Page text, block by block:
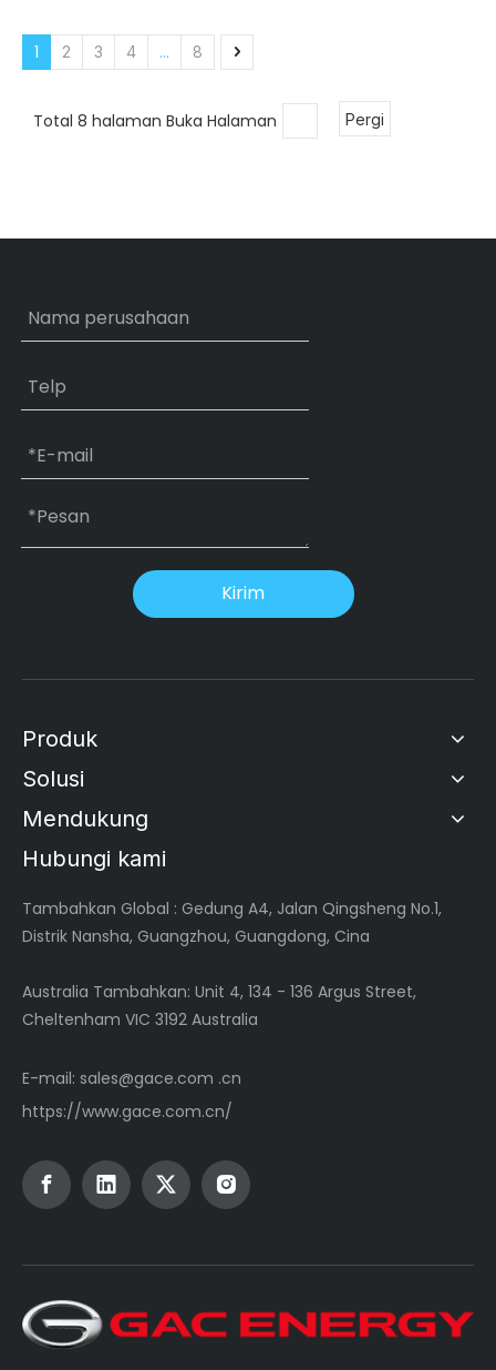
1 2 3 4 ... 8
Total 8 halaman Buka Halaman Pergi
Kirim
Produk
Solusi
Mendukung
Hubungi kami
Tambahkan Global : Gedung A4, Jalan Qingsheng No.1,
Distrik Nansha, Guangzhou, Guangdong, Cina
Australia Tambahkan: Unit 4, 134 - 136 Argus Street,
Cheltenham VIC 3192 Australia
E-mail: sales@gace.com .cn
https://www.gace.com.cn/